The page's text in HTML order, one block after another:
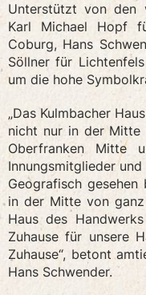
Unterstützt von den
Karl Michael Hopf
Coburg, Hans
Söllner für
um die hohe
„Das Kulmbacher
nicht nur in der Mitte
Oberfranken Mitte
Innungsmitglieder
Geografisch
in der Mitte von
Haus des
Zuhause für unsere
Zuhause“, betont
Hans Schwender.